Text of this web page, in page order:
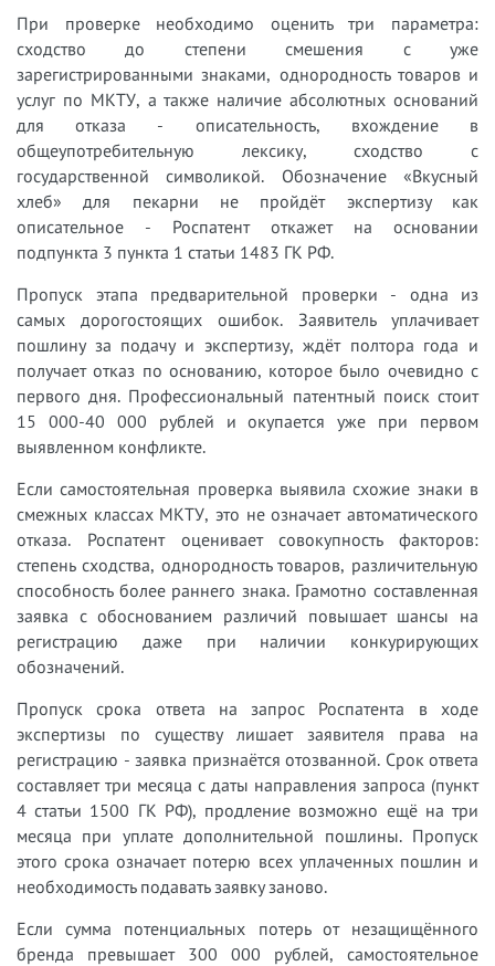
При проверке необходимо оценить три параметра:
сходство до степени смешения с уже
зарегистрированными знаками, однородность товаров и
услуг по МКТУ, а также наличие абсолютных оснований
для отказа - описательность, вхождение в
общеупотребительную лексику, сходство с
государственной символикой. Обозначение «Вкусный
хлеб» для пекарни не пройдёт экспертизу как
описательное - Роспатент откажет на основании
подпункта 3 пункта 1 статьи 1483 ГК РФ.
Пропуск этапа предварительной проверки - одна из
самых дорогостоящих ошибок. Заявитель уплачивает
пошлину за подачу и экспертизу, ждёт полтора года и
получает отказ по основанию, которое было очевидно с
первого дня. Профессиональный патентный поиск стоит
15 000-40 000 рублей и окупается уже при первом
выявленном конфликте.
Если самостоятельная проверка выявила схожие знаки в
смежных классах МКТУ, это не означает автоматического
отказа. Роспатент оценивает совокупность факторов:
степень сходства, однородность товаров, различительную
способность более раннего знака. Грамотно составленная
заявка с обоснованием различий повышает шансы на
регистрацию даже при наличии конкурирующих
обозначений.
Пропуск срока ответа на запрос Роспатента в ходе
экспертизы по существу лишает заявителя права на
регистрацию - заявка признаётся отозванной. Срок ответа
составляет три месяца с даты направления запроса (пункт
4 статьи 1500 ГК РФ), продление возможно ещё на три
месяца при уплате дополнительной пошлины. Пропуск
этого срока означает потерю всех уплаченных пошлин и
необходимость подавать заявку заново.
Если сумма потенциальных потерь от незащищённого
бренда превышает 300 000 рублей, самостоятельное